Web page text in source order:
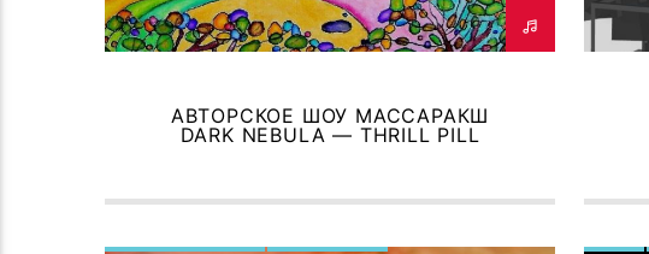
АВТОРСКОЕ ШОУ МАССАРАКШ
DARK NEBULA — THRILL PILL